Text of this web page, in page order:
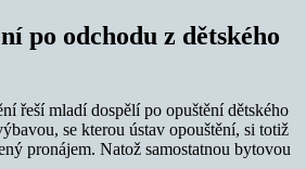
po odchodu z dětského
řeší mladí dospělí po opuštění dětského
se kterou ústav opouštění, si totiž
pronájem. Natož samostatnou bytovou